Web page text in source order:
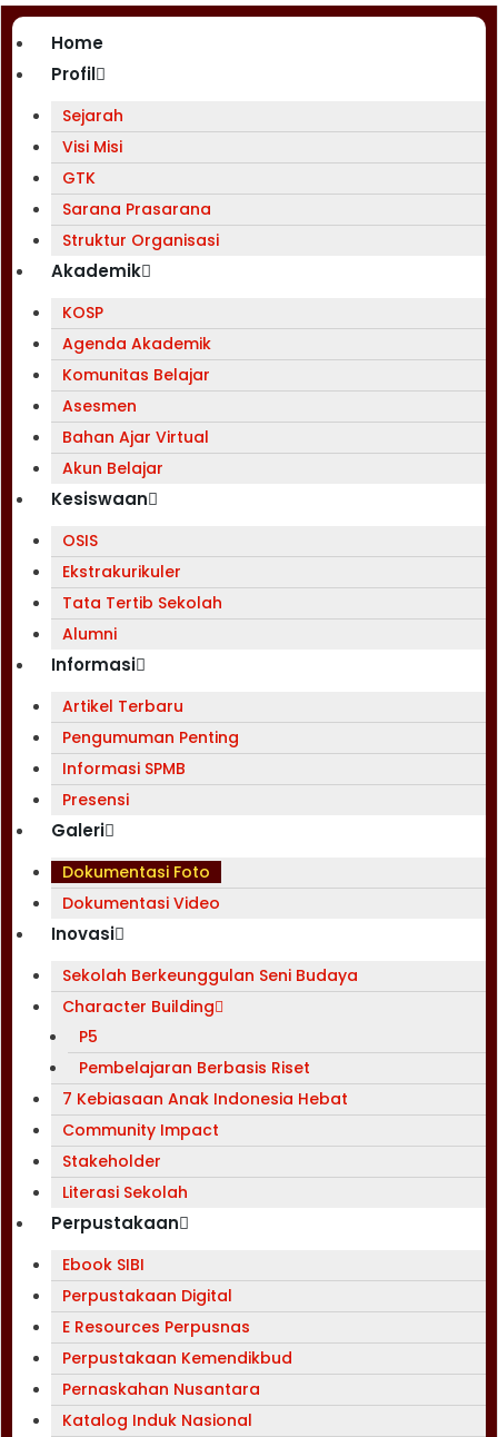
Home
Profil
Sejarah
Visi Misi
GTK
Sarana Prasarana
Struktur Organisasi
Akademik
KOSP
Agenda Akademik
Komunitas Belajar
Asesmen
Bahan Ajar Virtual
Akun Belajar
Kesiswaan
OSIS
Ekstrakurikuler
Tata Tertib Sekolah
Alumni
Informasi
Artikel Terbaru
Pengumuman Penting
Informasi SPMB
Presensi
Galeri
Dokumentasi Foto
Dokumentasi Video
Inovasi
Sekolah Berkeunggulan Seni Budaya
Character Building
P5
Pembelajaran Berbasis Riset
7 Kebiasaan Anak Indonesia Hebat
Community Impact
Stakeholder
Literasi Sekolah
Perpustakaan
Ebook SIBI
Perpustakaan Digital
E Resources Perpusnas
Perpustakaan Kemendikbud
Pernaskahan Nusantara
Katalog Induk Nasional